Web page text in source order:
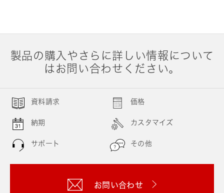
製品の購入やさらに詳しい情報について
はお問い合わせください。
資料請求 価格
納期 カスタマイズ
サポート その他
お問い合わせ